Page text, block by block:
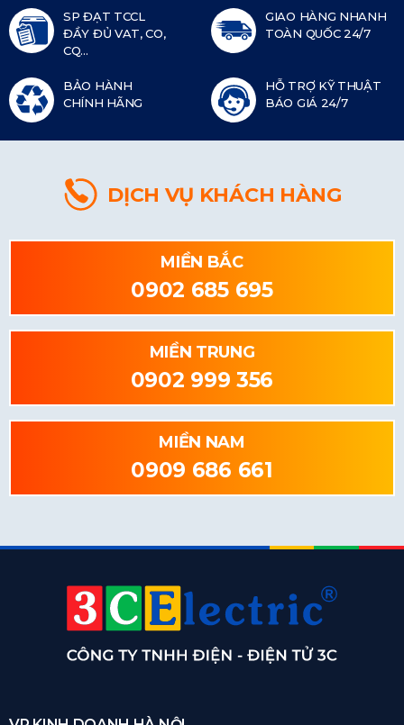
SP ĐẠT TCCL
ĐẦY ĐỦ VAT, CO,
CQ...
GIAO HÀNG NHANH
TOÀN QUỐC 24/7
BẢO HÀNH
CHÍNH HÃNG
HỖ TRỢ KỸ THUẬT
BÁO GIÁ 24/7
DỊCH VỤ KHÁCH HÀNG
MIỀN BẮC
0902 685 695
MIỀN TRUNG
0902 999 356
MIỀN NAM
0909 686 661